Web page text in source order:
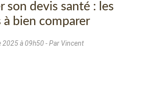
son devis santé : les
à bien comparer
2025 à 09h50 - Par Vincent